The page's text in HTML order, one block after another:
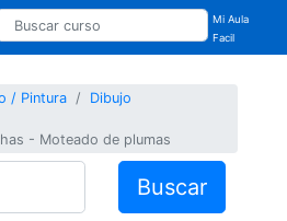
Mi Aula
Facil
/ Pintura
Dibujo
- Moteado de plumas
Buscar